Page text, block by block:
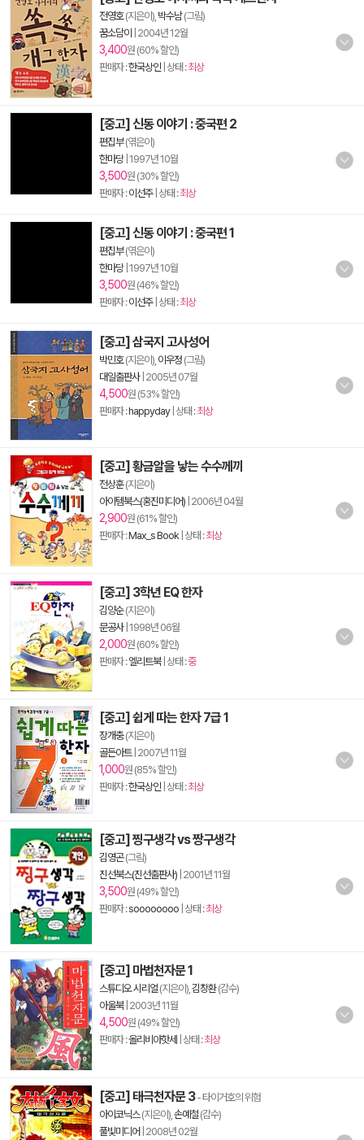
전영호(지은이), 박수남(그림)
꿈소담이
2004년 12월
3,400원 (60% 할인)
판매자 :한국상인 | 상태 :최상
[중고] 신동 이야기 : 중국편 2
편집부(엮은이)
한마당| 1997년 10월
3,500원 (30% 할인)
판매자 :이선주| 상태 :최상
[중고] 신동 이야기 : 중국편 1
편집부(엮은이)
한마당| 1997년 10월
3,500원 (46% 할인)
판매자 :이선주| 상태 :최상
[중고] 삼국지 고사성어
박민호(지은이), 이우정 (그림)
대일출판사| 2005년 07월
4,500원 (53% 할인)
판매자 :happyday| 상태 :최상
[중고] 황금알을 낳는 수수께끼
전상훈(지은이)
아이템북스(홍진미디어) 2006년 04월
2,900원 (61% 할인)
판매자 :Max_s Book| 상태 :최상
[중고] 3학년 EQ 한자
김양순(지은이)
문공사| 1998년 06월
2,000원 (60% 할인)
판매자 :엘리트북| 상태 :중
[중고] 쉽게 따는 한자 7급 1
장개충(지은이)
골든아트| 2007년 11월
1,000원 (85% 할인)
판매자 :한국상인 | 상태 :최상
[중고] 찡구생각 vs 짱구생각
김영곤(그림)
진선북스(진선출판사) 2001년 11월
3,500원 (49% 할인)
판매자 :soooooooo | 상태 :최상
[중고] 마법천자문 1
스튜디오 시리얼 (지은이), 김창환(감수)
아울북| 2003년 11월
4,500원 (49% 할인)
판매자 :올리비아핫세 | 상태 :최상
[중고] 태극천자문 3- 타이거호의 위험
아이코닉스(지은이), 손예철 (감수)
풀빛미디어 2008년 02월